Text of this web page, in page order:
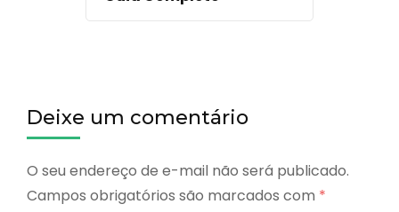
Deixe um comentário
O seu endereço de e-mail não será publicado.
Campos obrigatórios são marcados com *